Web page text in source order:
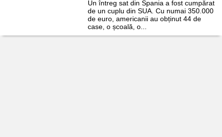
Un întreg sat din Spania a fost cumpărat
de un cuplu din SUA. Cu numai 350.000
de euro, americanii au obținut 44 de
case, o școală, o...